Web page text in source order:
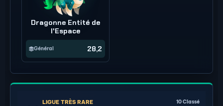
Dragonne Entité de
l'Espace
Général 28,2
LIGUE TRÈS RARE 10Classé